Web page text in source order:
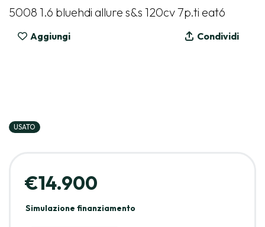
5008 1.6 bluehdi allure s&s 120cv 7p.ti eat6
Aggiungi Condividi
USATO
€14.900
Simulazione finanziamento